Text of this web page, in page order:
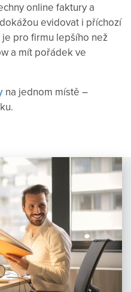
online faktury a
evidovat i příchozí
pro firmu lepšího než
a mít pořádek ve
na jednom místě –